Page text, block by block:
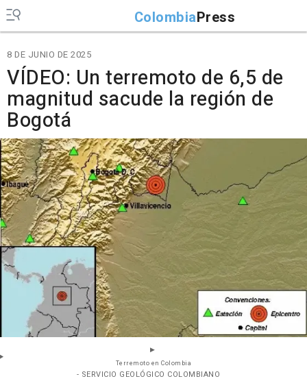
ColombiaPress
8 DE JUNIO DE 2025
VÍDEO: Un terremoto de 6,5 de
magnitud sacude la región de
Bogotá
Terremoto en Colombia
- SERVICIO GEOLÓGICO COLOMBIANO